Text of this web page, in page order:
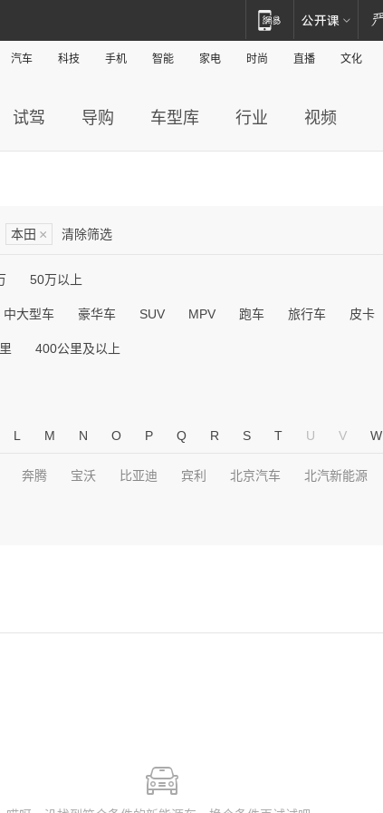
汽车 科技 手机 智能 家电 时尚 直播 文化
试驾 导购 车型库 行业 视频
本田 × 清除筛选
50万以上
中大型车 豪华车 SUV MPV 跑车 旅行车 皮卡
400公里及以上
L M N O P Q R S T U V W
奔腾 宝沃 比亚迪 宾利 北京汽车 北汽新能源